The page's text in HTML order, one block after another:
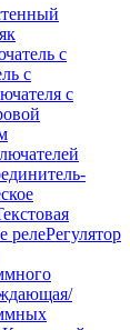
с
с
с
релеРегулятор